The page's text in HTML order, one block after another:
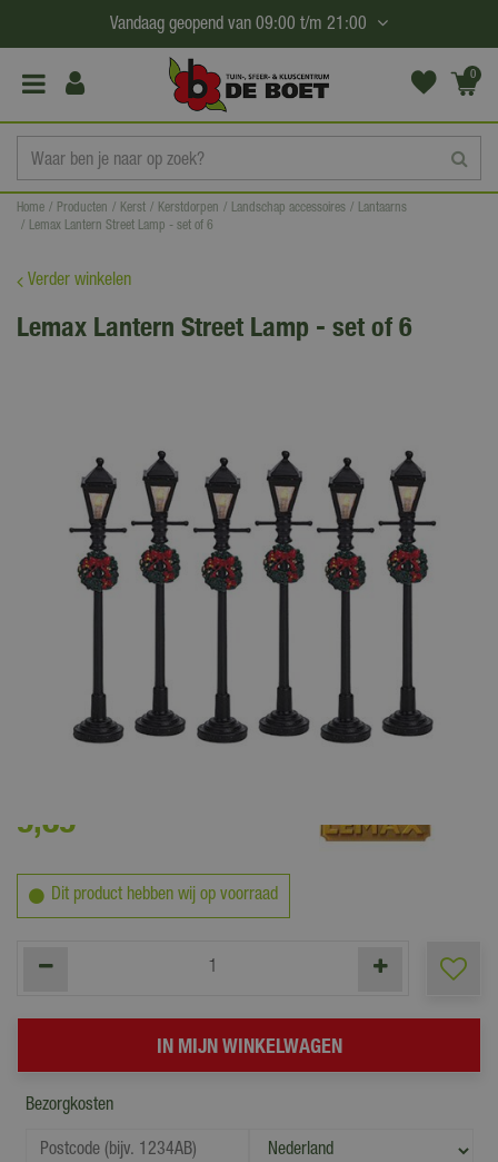
a
Home Producten Kerst Kerstdorpen Landschap accessoires
Lantaarns
Lemax Lantern Street Lamp - set of 6
Vandaag geopend van 09:00 t/m 21:00
0
(€0,
Verder winkelen
Lemax Lantern Street Lamp - set of 6
9,89
Dit product hebben wij op voorraad
Bezorgkosten